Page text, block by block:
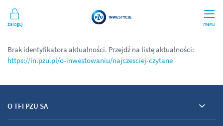
menu
Zaloguj
Brak identyfikatora aktualności. Przejdź na listę aktualności:
https://in.pzu.pl/o-inwestowaniu/najczesciej-czytane
O TFI PZU SA